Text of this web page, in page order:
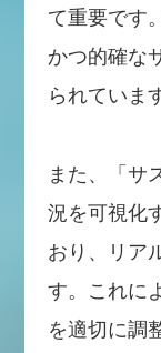
て重要です
かつ的確な
られていま
また、「サ
況を可視化
おり、リア
す。これに
を適切に調